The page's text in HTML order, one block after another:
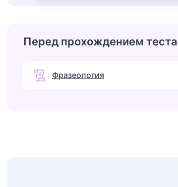
Перед прохождением
Фразеология